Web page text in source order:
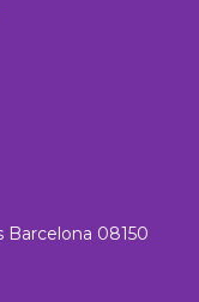
Barcelona 08150